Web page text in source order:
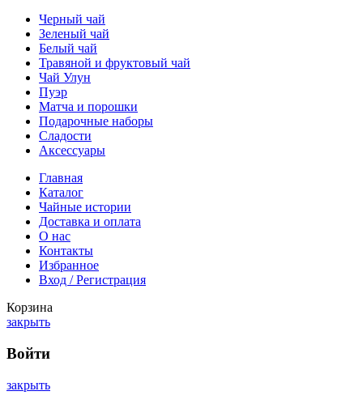
Черный чай
Зеленый чай
Белый чай
Травяной и фруктовый чай
Чай Улун
Пуэр
Матча и порошки
Подарочные наборы
Сладости
Аксессуары
Главная
Каталог
Чайные истории
Доставка и оплата
О нас
Контакты
Избранное
Вход / Регистрация
Корзина
закрыть
Войти
закрыть